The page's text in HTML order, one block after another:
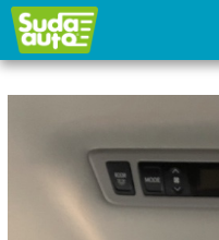
お車の板金塗装・車検整
TOP > 2020年